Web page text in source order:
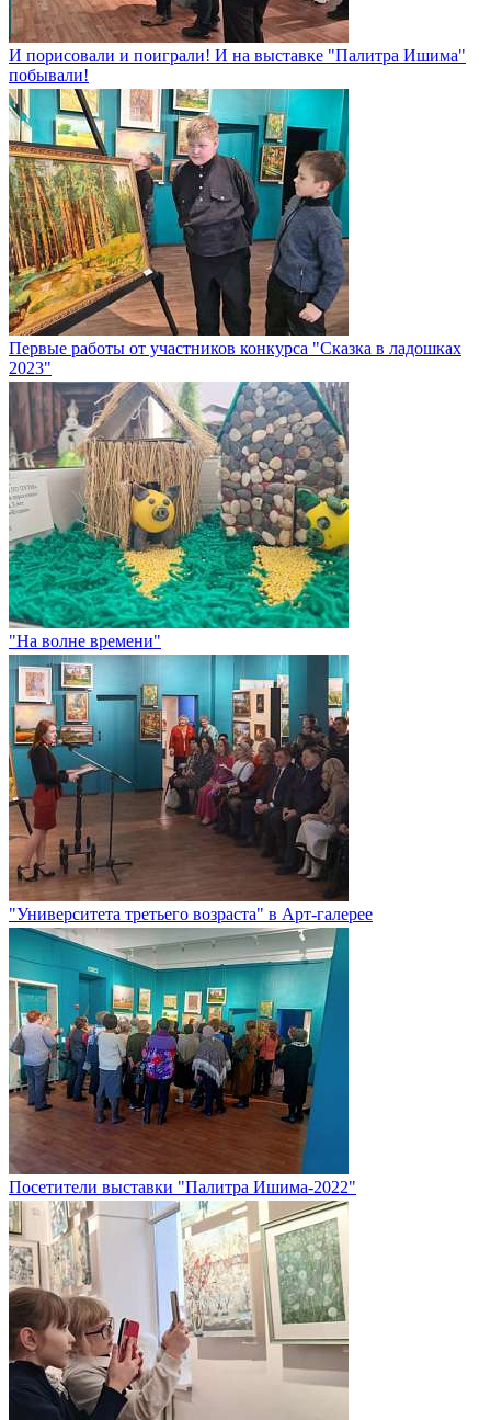
И порисовали и поиграли! И на выставке "Палитра Ишима"
побывали!
Первые работы от участников конкурса "Сказка в ладошках
2023"
"На волне времени"
"Университета третьего возраста" в Арт-галерее
Посетители выставки "Палитра Ишима-2022"